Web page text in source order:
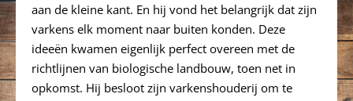
aan de kleine kant. En hij vond het belangrijk dat zijn
varkens elk moment naar buiten konden. Deze
ideeën kwamen eigenlijk perfect overeen met de
richtlijnen van biologische landbouw, toen net in
opkomst. Hij besloot zijn varkenshouderij om te